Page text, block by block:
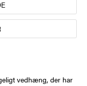
vedhæng, der har